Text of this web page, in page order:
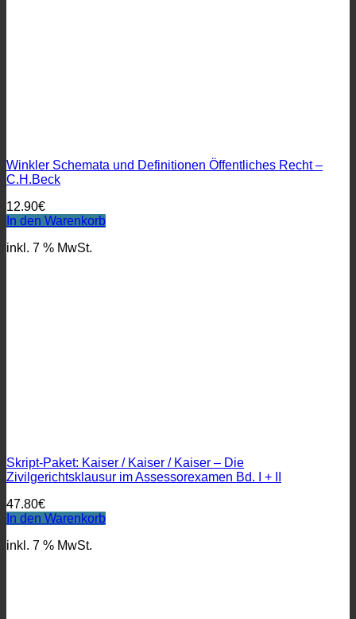
Winkler Schemata und Definitionen Öffentliches Recht –
C.H.Beck
12.90€
In den Warenkorb
inkl. 7 % MwSt.
Skript-Paket: Kaiser / Kaiser / Kaiser – Die
Zivilgerichtsklausur im Assessorexamen Bd. I + II
47.80€
In den Warenkorb
inkl. 7 % MwSt.